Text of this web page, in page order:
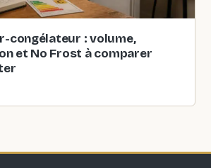
congélateur : volume,
et No Frost à comparer